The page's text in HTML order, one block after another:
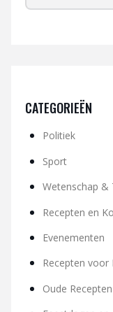
CATEGORIEËN
Politiek
Sport
Wetenschap &
Recepten en
Evenementen
Recepten
Oude